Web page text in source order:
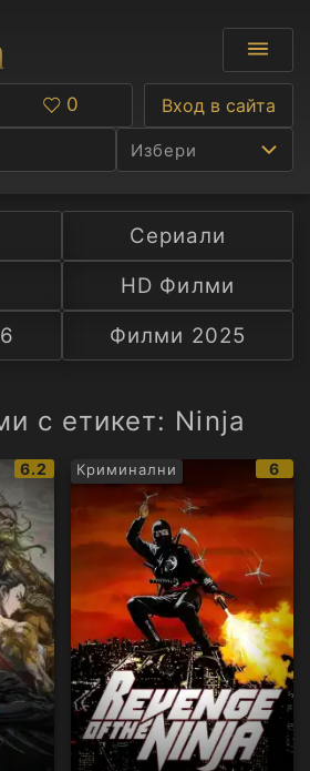
Избери
Ф
С
А
Любими
0 Вход в сайта
Сериали
HD Филми
Филми 2025
с етикет: Ninja
IMDb
рейтинг:
6.2 Криминални 6